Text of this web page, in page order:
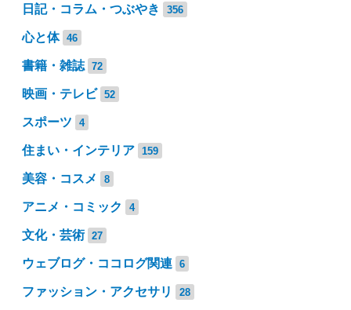
日記・コラム・つぶやき 356
心と体 46
書籍・雑誌 72
映画・テレビ 52
スポーツ 4
住まい・インテリア 159
美容・コスメ 8
アニメ・コミック 4
文化・芸術 27
ウェブログ・ココログ関連 6
ファッション・アクセサリ 28